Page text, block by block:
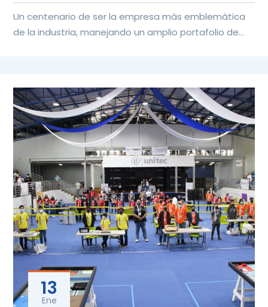
Un centenario de ser la empresa más emblemática
de la industria, manejando un amplio portafolio de
13
Ene